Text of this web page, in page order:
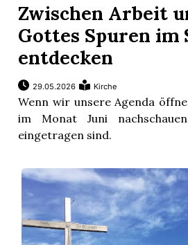
Zwischen Arbeit
Gottes Spuren im
entdecken
29.05.2026 Kirche
Wenn wir unsere Agenda
im Monat Juni
eingetragen sind.